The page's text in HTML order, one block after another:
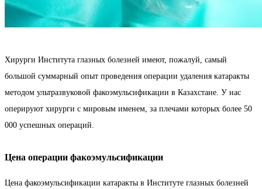
Хирурги Института глазных болезней имеют, пожалуй, самый
большой суммарный опыт проведения операции удаления катаракты
методом ультразвуковой факоэмульсификации в Казахстане. У нас
оперируют хирурги с мировым именем, за плечами которых более 50
000 успешных операций.
Цена операции факоэмульсификации
Цена факоэмульсификации катаракты в Институте глазных болезней